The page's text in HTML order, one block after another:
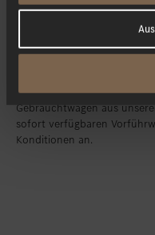
V-Klasse kaufen.
Finden Sie schnell und
Gebrauchtwagen aus
sofort verfügbaren
Konditionen an.